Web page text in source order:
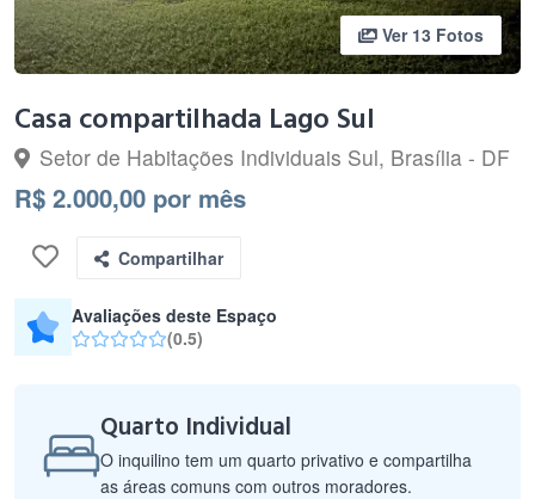
Ver 13 Fotos
Casa compartilhada Lago Sul
Setor de Habitações Individuais Sul, Brasília - DF
R$ 2.000,00 por mês
Compartilhar
Avaliações deste Espaço
(0.5)
Quarto Individual
O inquilino tem um quarto privativo e compartilha
as áreas comuns com outros moradores.